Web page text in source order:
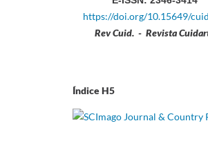
https://doi.org/10.15649/
Rev Cuid. - Revista
Índice H5